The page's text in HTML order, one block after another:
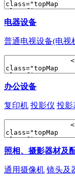
电器设备
普通电视设备(电视
办公设备
复印机 投影仪 投影
照相、摄影器材及
通用摄像机 镜头及